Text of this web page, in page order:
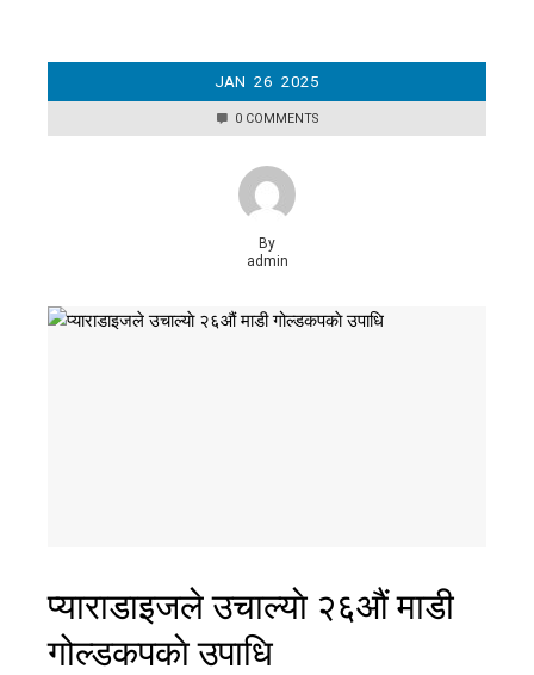
JAN 26 2025
0 COMMENTS
By
admin
प्याराडाइजले उचाल्याे २६औं माडी
गोल्डकपकाे उपाधि